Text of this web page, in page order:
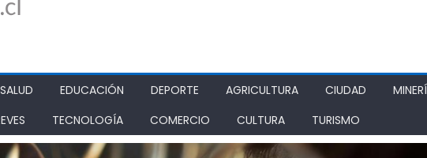
CIERRES DE PROSTÍBULOS CLANDESTINOS EN RANCAGUA: NUEVO
SALUD EDUCACIÓN DEPORTE AGRICULTURA CIUDAD
TECNOLOGÍA COMERCIO CULTURA TURISMO